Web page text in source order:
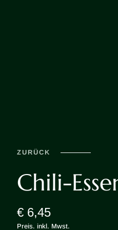
ZURÜCK
Chili-
€ 6,45
Preis. inkl. Mwst.